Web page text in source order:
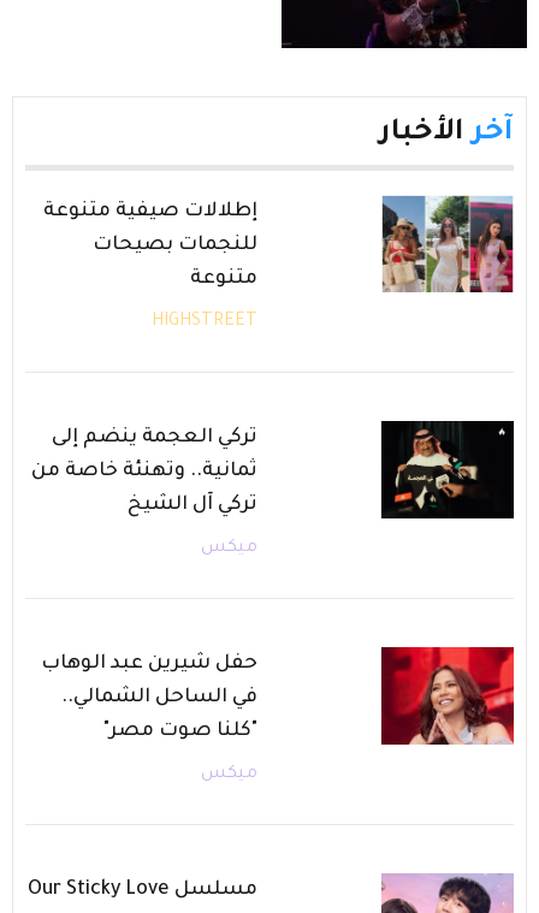
آخر الأخبار
إطلالات صيفية متنوعة
للنجمات بصيحات
متنوعة
HIGHSTREET
تركي العجمة ينضم إلى
ثمانية.. وتهنئة خاصة من
تركي آل الشيخ
ميكس
حفل شيرين عبد الوهاب
في الساحل الشمالي..
"كلنا صوت مصر"
ميكس
مسلسل Our Sticky Love